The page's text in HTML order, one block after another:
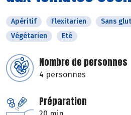
Apéritif Flexitarien Sans
Végétarien
Eté
Nombre de personnes
4 personnes
Préparation